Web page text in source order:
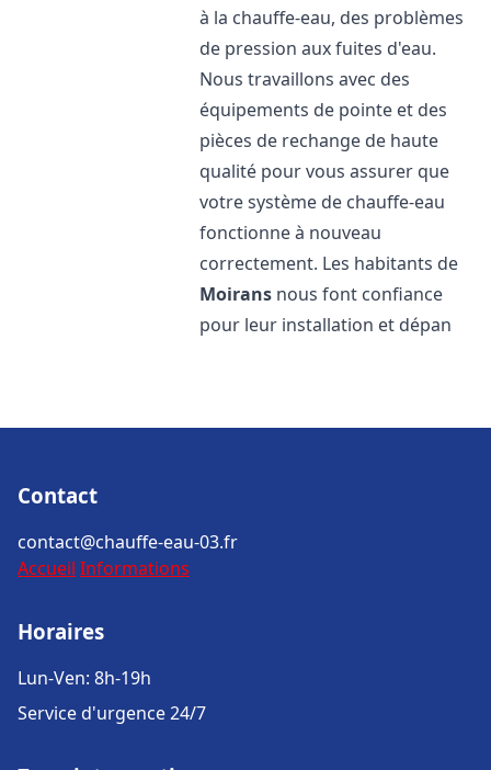
à la chauffe-eau, des problèmes
de pression aux fuites d'eau.
Nous travaillons avec des
équipements de pointe et des
pièces de rechange de haute
qualité pour vous assurer que
votre système de chauffe-eau
fonctionne à nouveau
correctement. Les habitants de
Moirans nous font confiance
pour leur installation et dépan
Contact
contact@chauffe-eau-03.fr
Accueil Informations
Horaires
Lun-Ven: 8h-19h
Service d'urgence 24/7